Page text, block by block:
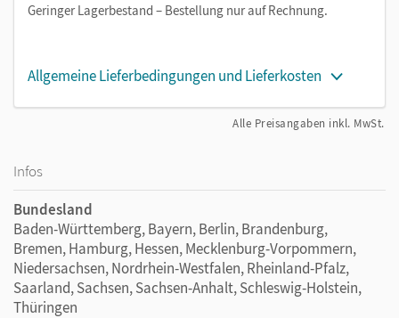
Geringer Lagerbestand – Bestellung nur auf Rechnung.
Allgemeine Lieferbedingungen und Lieferkosten
Alle Preisangaben inkl. MwSt.
Infos
Bundesland
Baden-Württemberg, Bayern, Berlin, Brandenburg,
Bremen, Hamburg, Hessen, Mecklenburg-Vorpommern,
Niedersachsen, Nordrhein-Westfalen, Rheinland-Pfalz,
Saarland, Sachsen, Sachsen-Anhalt, Schleswig-Holstein,
Thüringen